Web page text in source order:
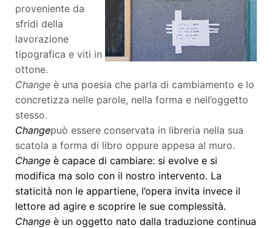
proveniente da
sfridi della
lavorazione
tipografica e viti in
ottone.
Change è una poesia che parla di cambiamento e lo
concretizza nelle parole, nella forma e nell’oggetto
stesso.
Changepuò essere conservata in libreria nella sua
scatola a forma di libro oppure appesa al muro.
Change è capace di cambiare: si evolve e si
modifica ma solo con il nostro intervento. La
staticità non le appartiene, l’opera invita invece il
lettore ad agire e scoprire le sue complessità.
Change è un oggetto nato dalla traduzione continua